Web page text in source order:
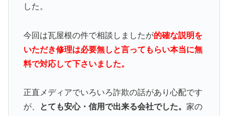
した。
今回は瓦屋根の件で相談しましたが的確な説明を
いただき修理は必要無しと言ってもらい本当に無
料で対応して下さいました。
正直メディアでいろいろ詐欺の話があり心配です
が、
とても安心・信用で出来る会社でした。 家の